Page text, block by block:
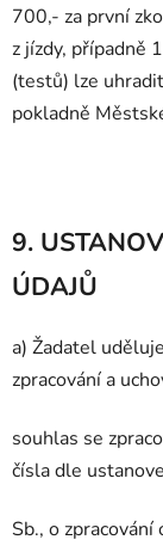
700,- za první
z jízdy, případně
(testů) lze
pokladně
9.
ÚDAJŮ
a) Žadatel
zpracování a
souhlas se
čísla dle
Sb., o